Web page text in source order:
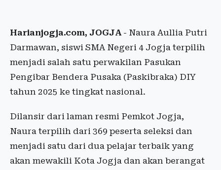
Harianjogja.com, JOGJA- Naura Aullia Putri
Darmawan, siswi SMA Negeri 4 Jogja terpilih
menjadi salah satu perwakilan Pasukan
Pengibar Bendera Pusaka (Paskibraka) DIY
tahun 2025 ke tingkat nasional.
Dilansir dari laman resmi Pemkot Jogja,
Naura terpilih dari 369 peserta seleksi dan
menjadi satu dari dua pelajar terbaik yang
akan mewakili Kota Jogja dan akan berangat